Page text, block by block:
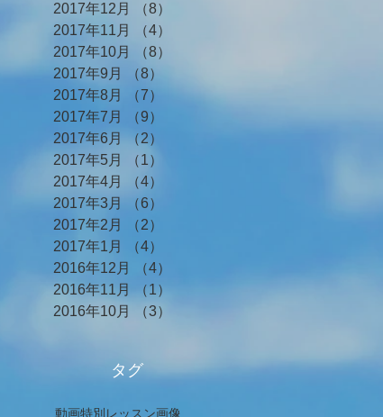
2017年12月
（8）
2017年11月
（4）
2017年10月
（8）
2017年9月
（8）
2017年8月
（7）
2017年7月
（9）
2017年6月
（2）
2017年5月
（1）
2017年4月
（4）
2017年3月
（6）
2017年2月
（2）
2017年1月
（4）
2016年12月
（4）
2016年11月
（1）
2016年10月
（3）
タグ
動画特別レッスン画像